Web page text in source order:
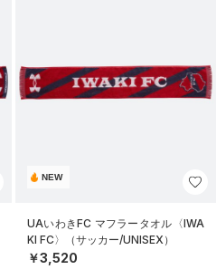
NEW
UAいわきFC マフラータオル〈IWA
KI FC〉（サッカー/UNISEX）
￥3,520